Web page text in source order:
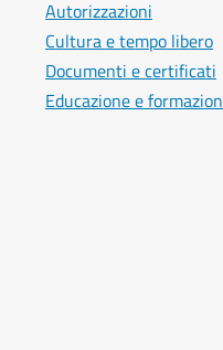
Autorizzazioni
Cultura e tempo libero
Documenti e certificati
Educazione e